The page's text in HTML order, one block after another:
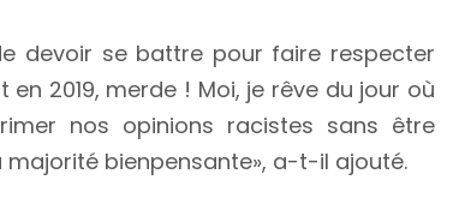
devoir se battre pour faire respecter
2019, merde ! Moi, je rêve du jour où
nos opinions racistes sans être
bienpensante», a-t-il ajouté.